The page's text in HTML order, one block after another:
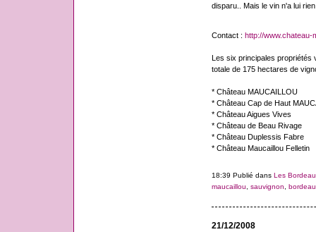
disparu.. Mais le vin n'a lui
Contact : http://www.chateau-
Les six principales propriétés
totale de 175 hectares de
* Château MAUCAILLOU
* Château Cap de Haut
* Château Aigues Vives
* Château de Beau Rivage
* Château Duplessis Fabre
* Château Maucaillou Felletin
18:39 Publié dans Les
maucaillou
sauvignon
21/12/2008